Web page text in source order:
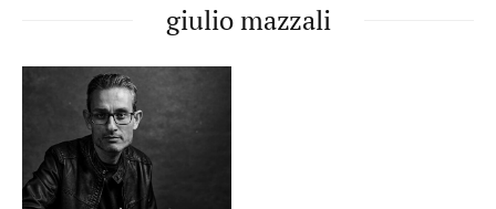
giulio mazzali